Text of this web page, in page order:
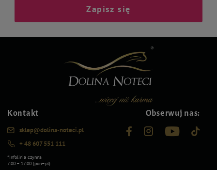
Zapisz się
Kontakt
sklep@dolina-noteci.pl
+ 48 607 551 111
*Infolinia czynna
7:00 – 17:00 (pon–pt)
Obserwuj nas: